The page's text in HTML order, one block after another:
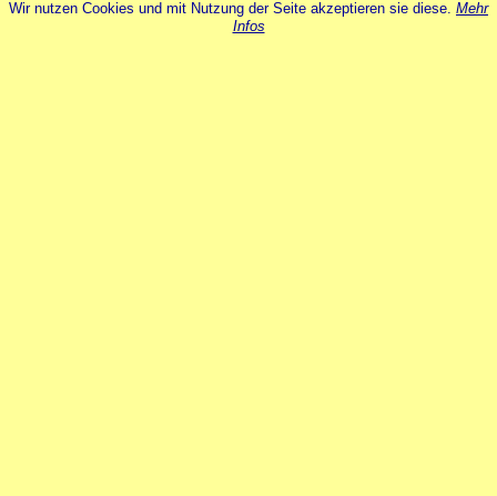
Wir nutzen Cookies und mit Nutzung der Seite akzeptieren sie diese. Mehr
Infos